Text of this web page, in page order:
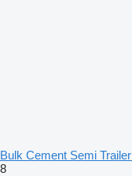
Bulk Cement Semi
8